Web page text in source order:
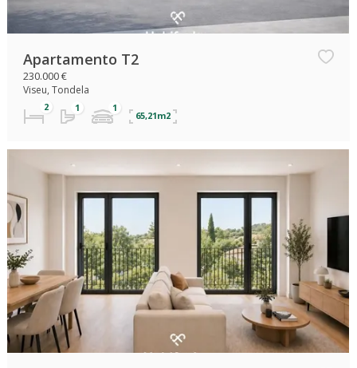
Apartamento T2
230.000 €
Viseu, Tondela
65,21m2